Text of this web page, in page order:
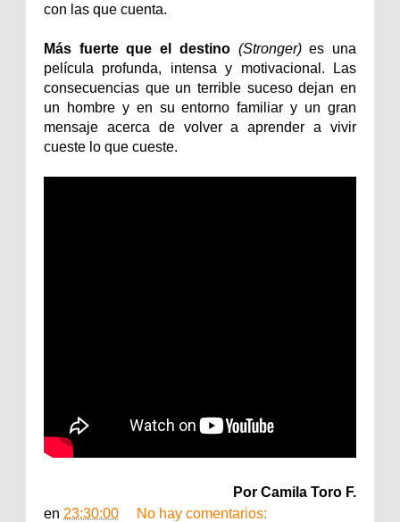
con las que cuenta.
Más fuerte que el destino(Stronger)es una
película profunda, intensa y motivacional. Las
consecuencias que un terrible suceso dejan en
un hombre y en su entorno familiar y un gran
mensaje acerca de volver a aprender a vivir
cueste lo que cueste.
Por Camila Toro F.
en 23:30:00 No hay comentarios: